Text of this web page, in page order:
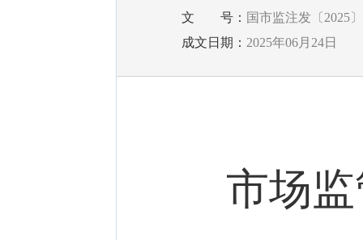
文
号： 国市监注发〔2025
成文日期： 2025年06月24日
市场